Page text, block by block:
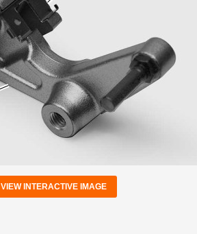
VIEW INTERACTIVE IMAGE